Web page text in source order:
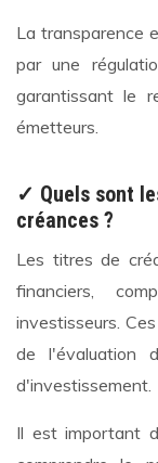
La transparence
par une
garantissant le
émetteurs.
✓ Quels sont
créances ?
Les titres de
financiers,
investisseurs.
de l'évaluation
d'investissement.
Il est important